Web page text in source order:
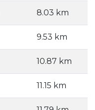
8.03 km
9.53 km
10.87 km
11.15 km